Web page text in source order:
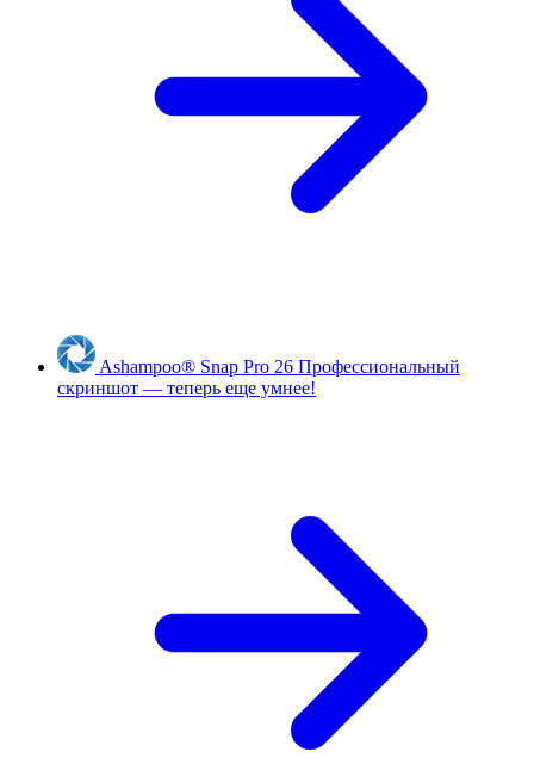
Ashampoo® Snap Pro 26 Профессиональный
скриншот — теперь еще умнее!